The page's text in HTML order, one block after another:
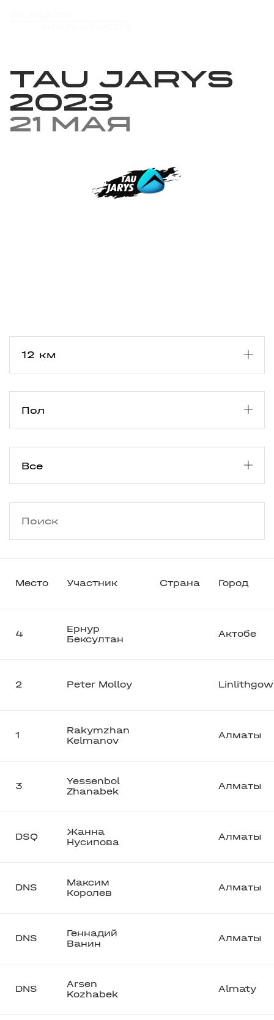
Tau Jarys
2023
21 мая
Место Участник Страна Город
4
Ернур
Бексултан
Актобе
2 Peter Molloy Linlithgow
1
Rakymzhan
Kelmanov
Алматы
3
Yessenbol
Zhanabek
Алматы
DSQ
Жанна
Нусипова
Алматы
DNS
Максим
Королев
Алматы
DNS
Геннадий
Ванин
Алматы
DNS
Arsen
Kozhabek
Almaty